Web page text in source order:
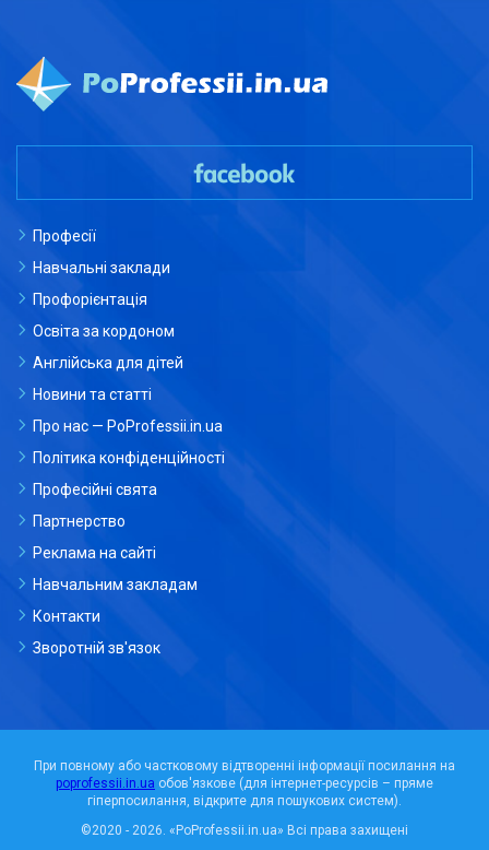
Професії
Навчальні заклади
Профорієнтація
Освіта за кордоном
Англійська для дітей
Новини та статті
Про нас — PoProfessii.in.ua
Політика конфіденційності
Професійні свята
Партнерство
Реклама на сайті
Навчальним закладам
Контакти
Зворотній зв'язок
При повному або частковому відтворенні інформації посилання на
poprofessii.in.ua обов'язкове (для інтернет-ресурсів – пряме
гіперпосилання, відкрите для пошукових систем).
©2020 - 2026. «PoProfessii.in.ua» Всі права захищені